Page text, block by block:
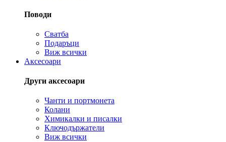
Поводи
Сватба
Подаръци
Виж всички
Аксесоари
Други аксесоари
Чанти и портмонета
Колани
Химикалки и писалки
Ключодържатели
Виж всички